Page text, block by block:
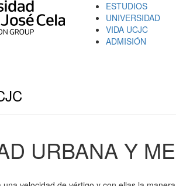
ESTUDIOS
UNIVERSIDAD
VIDA UCJC
ADMISIÓN
URBANA Y